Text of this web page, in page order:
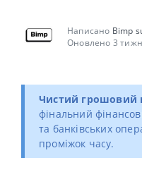
Написано Bimp
Оновлено 3
Чистий грошовий
фінальний
та банківських
проміжок часу.